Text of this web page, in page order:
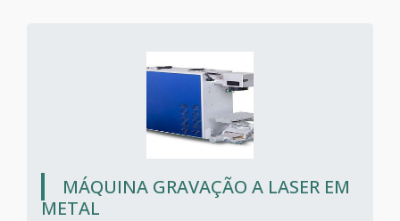
MÁQUINA GRAVAÇÃO A LASER EM
METAL